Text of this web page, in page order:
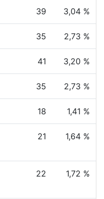
39 3,04 %
35 2,73 %
41 3,20 %
35 2,73 %
18 1,41 %
21 1,64 %
22 1,72 %